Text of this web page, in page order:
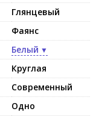
Глянцевый
Фаянс
Белый
Круглая
Современный
Одно